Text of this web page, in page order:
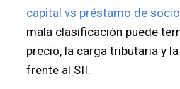
capital vs préstamo de
mala clasificación puede
precio, la carga tributaria y
frente al SII.